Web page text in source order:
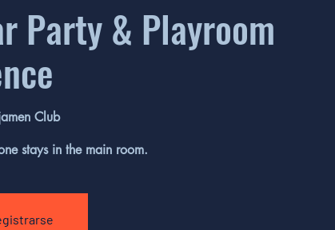
Party & Playroom
Club
stays in the main room.